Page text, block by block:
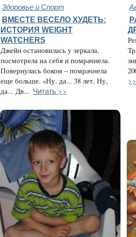
Здоровье и Спорт
ВМЕСТЕ ВЕСЕЛО ХУДЕТЬ:
ИСТОРИЯ WEIGHT
WATCHERS
Джейн остановилась у зеркала,
посмотрела на себя и помрачнела.
Повернулась боком – помрачнела
еще больше. «Ну, да... 38 лет. Ну,
да... Дв... Читать >>
>>